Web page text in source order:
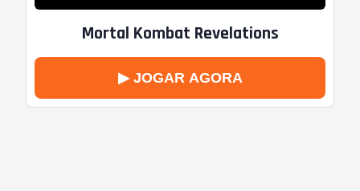
Mortal Kombat Revelations
▶ JOGAR AGORA